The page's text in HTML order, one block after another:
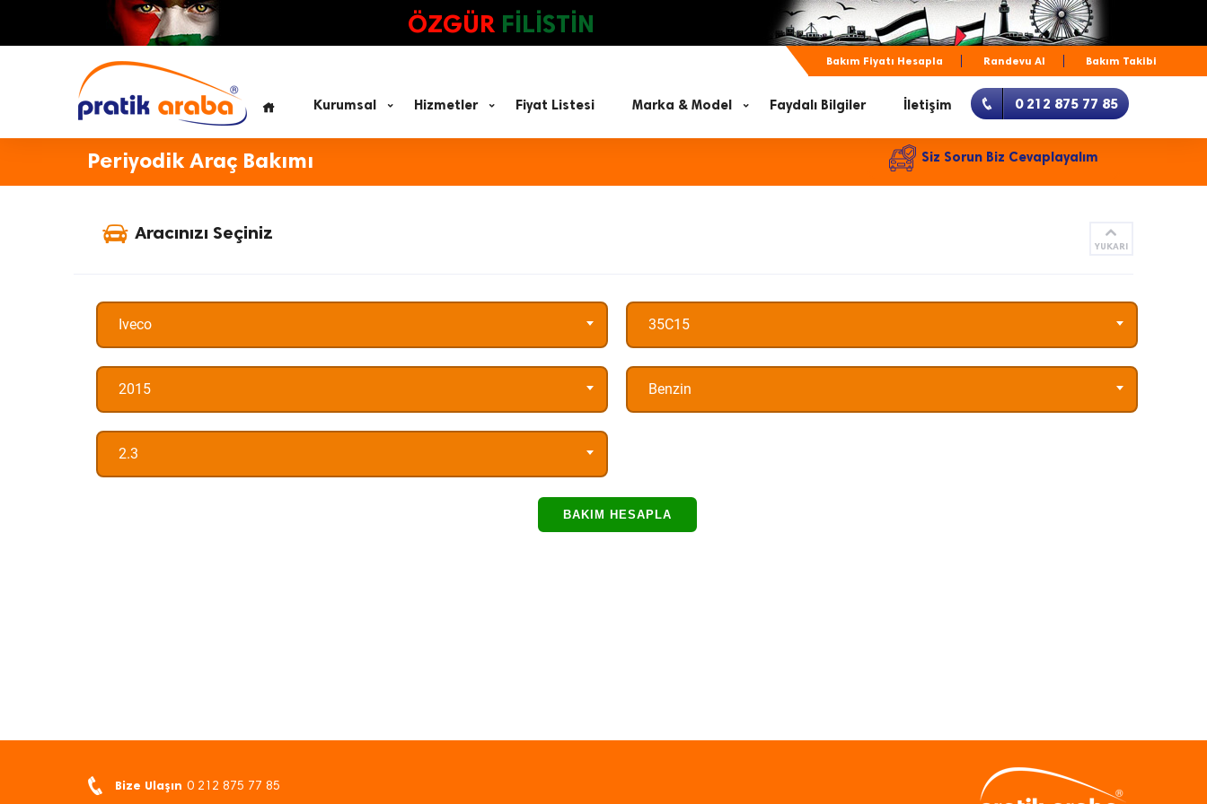
ÖZGÜR FİLİSTİN
Bakım Fiyatı Hesapla Randevu Al Bakım Takibi
Kurumsal Hizmetler Fiyat Listesi Marka & Model Faydalı Bilgiler İletişim 0 212 875 77 85
Periyodik Araç Bakımı Siz Sorun Biz Cevaplayalım
Aracınızı Seçiniz
YUKARI
Iveco 35C15
2015 Benzin
2.3
BAKIM HESAPLA
Bize Ulaşın 0 212 875 77 85